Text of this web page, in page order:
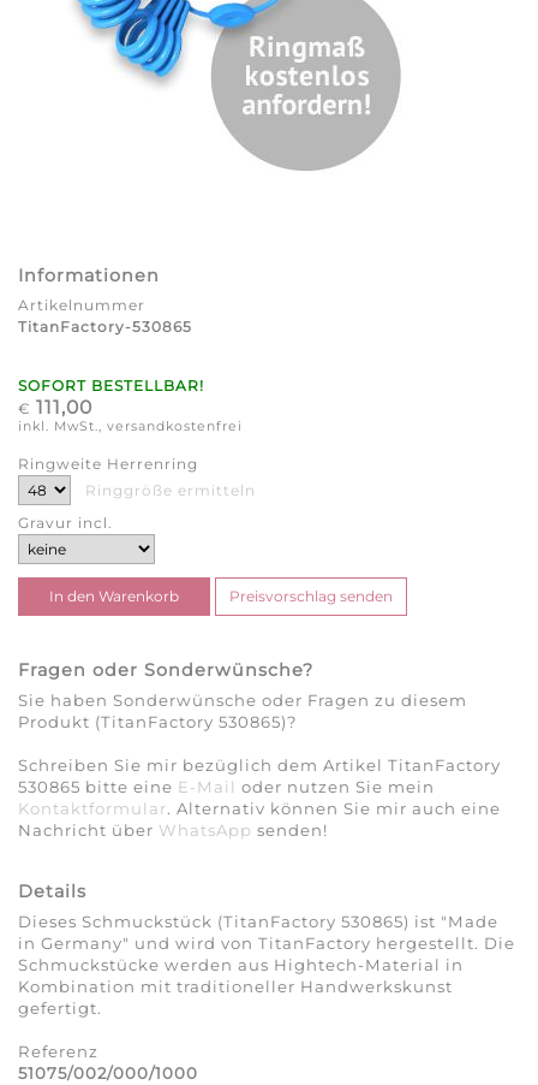
Informationen
Artikelnummer
TitanFactory-530865
SOFORT BESTELLBAR!
€ 111,00
inkl. MwSt., versandkostenfrei
Ringweite Herrenring
Ringgröße ermitteln
Gravur incl.
Fragen oder Sonderwünsche?
Sie haben Sonderwünsche oder Fragen zu diesem
Produkt (TitanFactory 530865)?
Schreiben Sie mir bezüglich dem Artikel TitanFactory
530865 bitte eine E-Mail oder nutzen Sie mein
Kontaktformular. Alternativ können Sie mir auch eine
Nachricht über WhatsApp senden!
Details
Dieses Schmuckstück (TitanFactory 530865) ist "Made
in Germany" und wird von TitanFactory hergestellt. Die
Schmuckstücke werden aus Hightech-Material in
Kombination mit traditioneller Handwerkskunst
gefertigt.
Referenz
51075/002/000/1000